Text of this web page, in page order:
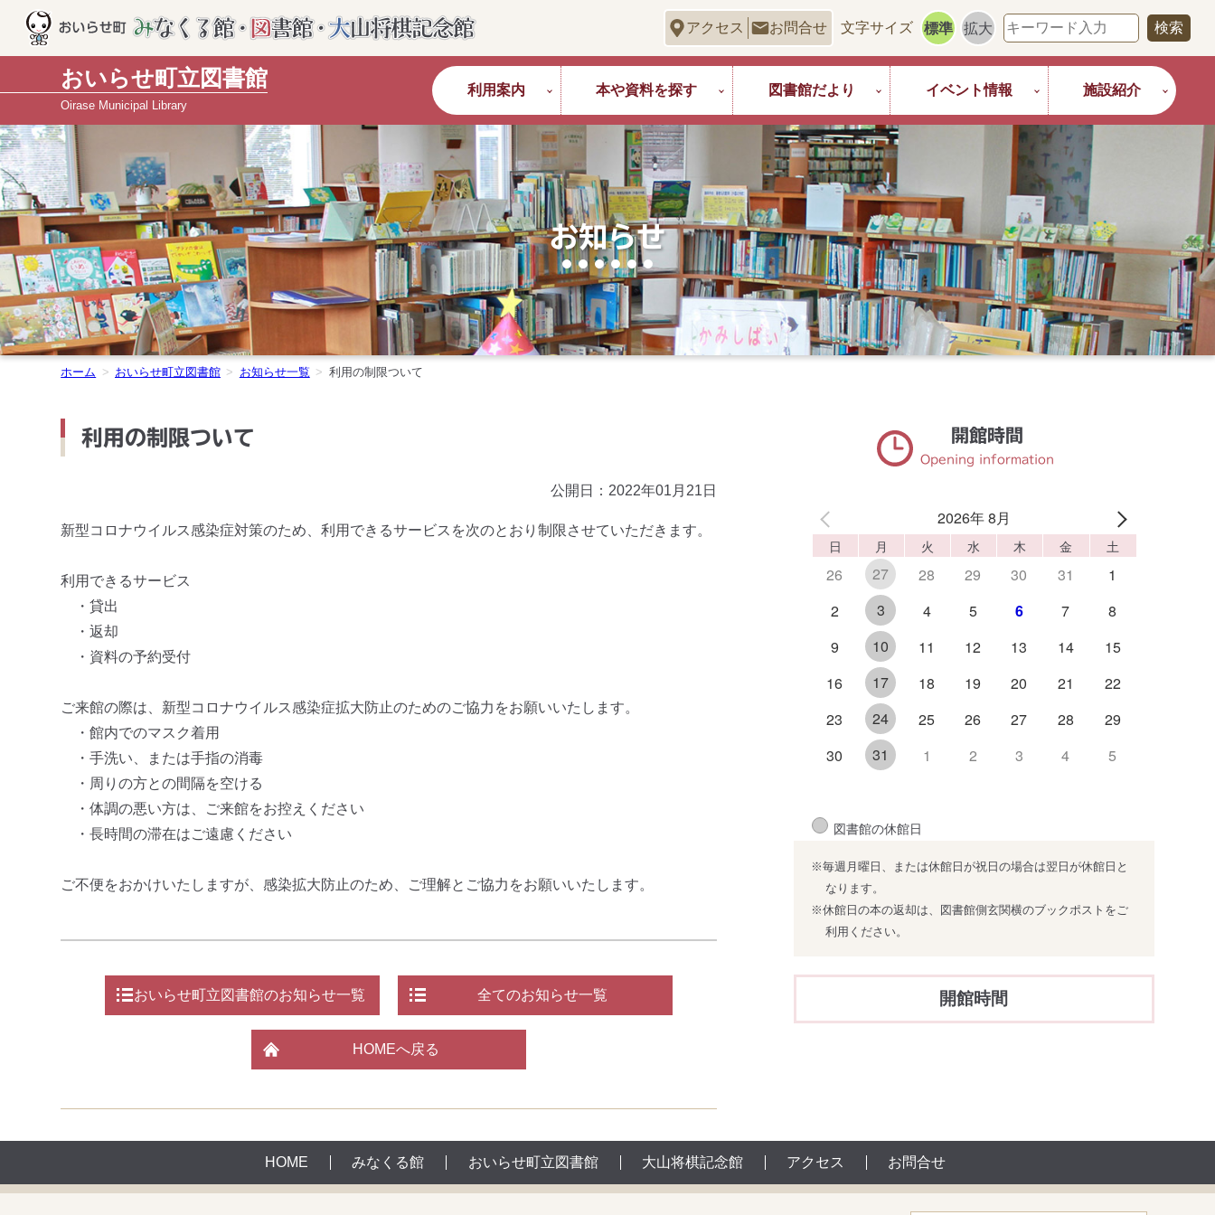
アクセス お問合せ 文字サイズ 標準 拡大
おいらせ町立図書館
Oirase Municipal Library
利用案内 本や資料を探す 図書館だより イベント情報 施設紹介
お知らせ
ホーム おいらせ町立図書館 お知らせ一覧 利用の制限ついて
利用の制限ついて
公開日：2022年01月21日
新型コロナウイルス感染症対策のため、利用できるサービスを次のとおり制限させていただきます。
利用できるサービス
・貸出
・返却
・資料の予約受付
ご来館の際は、新型コロナウイルス感染症拡大防止のためのご協力をお願いいたします。
・館内でのマスク着用
・手洗い、または手指の消毒
・周りの方との間隔を空ける
・体調の悪い方は、ご来館をお控えください
・長時間の滞在はご遠慮ください
ご不便をおかけいたしますが、感染拡大防止のため、ご理解とご協力をお願いいたします。
おいらせ町立図書館のお知らせ一覧 全てのお知らせ一覧
HOMEへ戻る
開館時間
Opening information
2026年 8月
日 月 火 水 木 金 土
26 27 28 29 30 31
1
2
3 4 5 6 7
8
9
10 11 12 13 14
15
16
17 18 19 20 21
22
23
24 25 26 27 28
29
30
31 1 2 3 4 5
図書館の休館日
※毎週月曜日、または休館日が祝日の場合は翌日が休館日と
なります。
※休館日の本の返却は、図書館側玄関横のブックポストをご
利用ください。
開館時間
HOME みなくる館 おいらせ町立図書館 大山将棋記念館 アクセス お問合せ